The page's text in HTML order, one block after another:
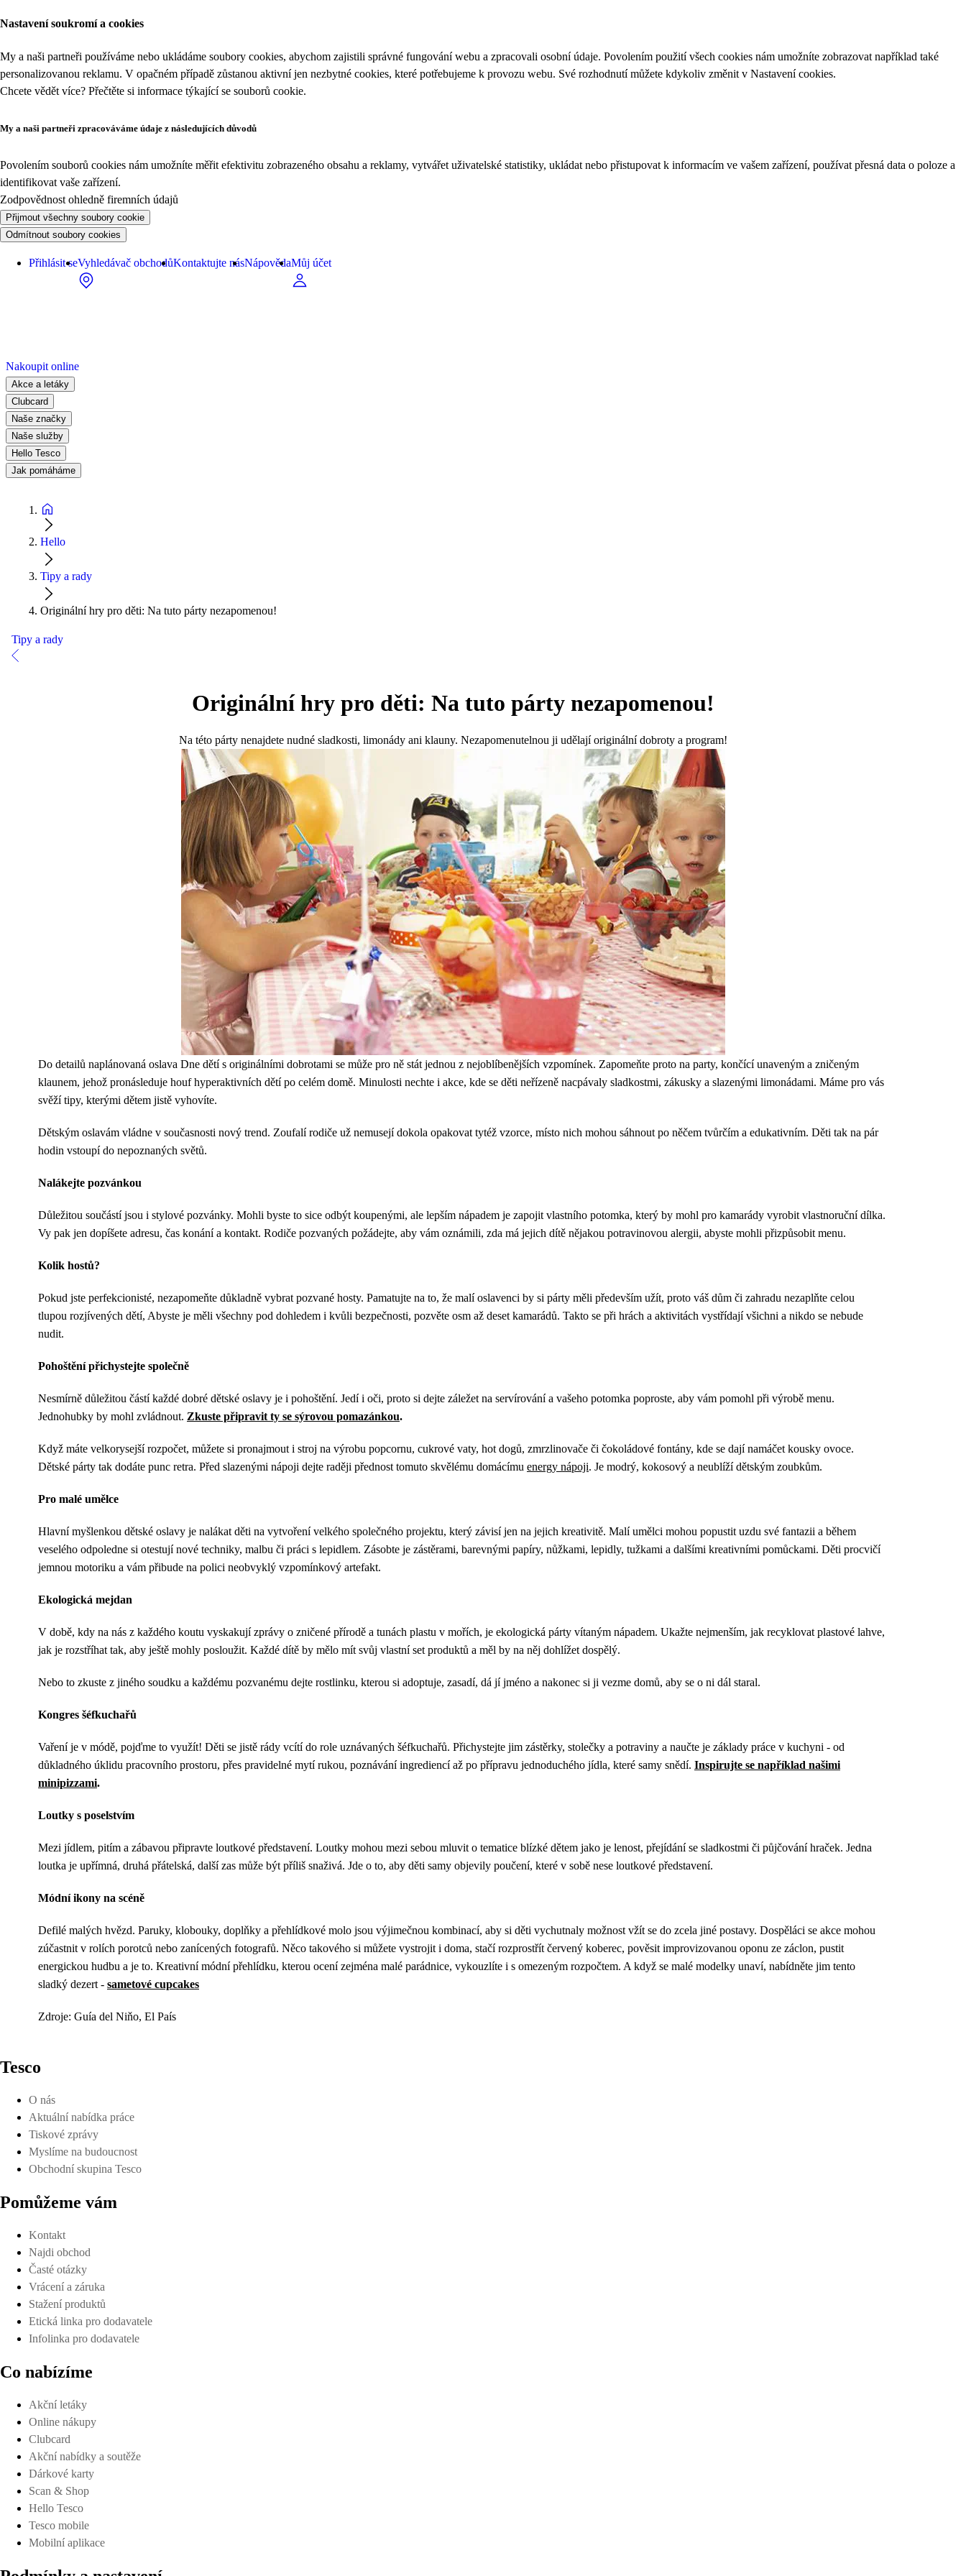
Nastavení soukromí a cookies
My a naši partneři používáme nebo ukládáme soubory cookies, abychom zajistili správné fungování webu a zpracovali osobní údaje. Povolením použití všech cookies nám umožníte zobrazovat například také
personalizovanou reklamu. V opačném případě zůstanou aktivní jen nezbytné cookies, které potřebujeme k provozu webu. Své rozhodnutí můžete kdykoliv změnit v Nastavení cookies.
Chcete vědět více? Přečtěte si informace týkající se souborů cookie.
My a naši partneři zpracováváme údaje z následujících důvodů
Povolením souborů cookies nám umožníte měřit efektivitu zobrazeného obsahu a reklamy, vytvářet uživatelské statistiky, ukládat nebo přistupovat k informacím ve vašem zařízení, používat přesná data o poloze a
identifikovat vaše zařízení.
Zodpovědnost ohledně firemních údajů
Přijmout všechny soubory cookie
Odmítnout soubory cookies
Přihlásit seVyhledávač obchodůKontaktujte násNápovědaMůj účet
Nakoupit online
Akce a letáky
Clubcard
Naše značky
Naše služby
Hello Tesco
Jak pomáháme
Hello
Tipy a rady
Originální hry pro děti: Na tuto párty nezapomenou!
Tipy a rady
Originální hry pro děti: Na tuto párty nezapomenou!
Na této párty nenajdete nudné sladkosti, limonády ani klauny. Nezapomenutelnou ji udělají originální dobroty a program!
Do detailů naplánovaná oslava Dne dětí s originálními dobrotami se může pro ně stát jednou z nejoblíbenějších vzpomínek. Zapomeňte proto na party, končící unaveným a zničeným
klaunem, jehož pronásleduje houf hyperaktivních dětí po celém domě. Minulosti nechte i akce, kde se děti neřízeně nacpávaly sladkostmi, zákusky a slazenými limonádami. Máme pro vás
svěží tipy, kterými dětem jistě vyhovíte.
Dětským oslavám vládne v současnosti nový trend. Zoufalí rodiče už nemusejí dokola opakovat tytéž vzorce, místo nich mohou sáhnout po něčem tvůrčím a edukativním. Děti tak na pár
hodin vstoupí do nepoznaných světů.
Nalákejte pozvánkou
Důležitou součástí jsou i stylové pozvánky. Mohli byste to sice odbýt koupenými, ale lepším nápadem je zapojit vlastního potomka, který by mohl pro kamarády vyrobit vlastnoruční dílka.
Vy pak jen dopíšete adresu, čas konání a kontakt. Rodiče pozvaných požádejte, aby vám oznámili, zda má jejich dítě nějakou potravinovou alergii, abyste mohli přizpůsobit menu.
Kolik hostů?
Pokud jste perfekcionisté, nezapomeňte důkladně vybrat pozvané hosty. Pamatujte na to, že malí oslavenci by si párty měli především užít, proto váš dům či zahradu nezaplňte celou
tlupou rozjívených dětí, Abyste je měli všechny pod dohledem i kvůli bezpečnosti, pozvěte osm až deset kamarádů. Takto se při hrách a aktivitách vystřídají všichni a nikdo se nebude
nudit.
Pohoštění přichystejte společně
Nesmírně důležitou částí každé dobré dětské oslavy je i pohoštění. Jedí i oči, proto si dejte záležet na servírování a vašeho potomka poproste, aby vám pomohl při výrobě menu.
Jednohubky by mohl zvládnout. Zkuste připravit ty se sýrovou pomazánkou.
Když máte velkorysejší rozpočet, můžete si pronajmout i stroj na výrobu popcornu, cukrové vaty, hot dogů, zmrzlinovače či čokoládové fontány, kde se dají namáčet kousky ovoce.
Dětské párty tak dodáte punc retra. Před slazenými nápoji dejte raději přednost tomuto skvělému domácímu energy nápoji. Je modrý, kokosový a neublíží dětským zoubkům.
Pro malé umělce
Hlavní myšlenkou dětské oslavy je nalákat děti na vytvoření velkého společného projektu, který závisí jen na jejich kreativitě. Malí umělci mohou popustit uzdu své fantazii a během
veselého odpoledne si otestují nové techniky, malbu či práci s lepidlem. Zásobte je zástěrami, barevnými papíry, nůžkami, lepidly, tužkami a dalšími kreativními pomůckami. Děti procvičí
jemnou motoriku a vám přibude na polici neobvyklý vzpomínkový artefakt.
Ekologická mejdan
V době, kdy na nás z každého koutu vyskakují zprávy o zničené přírodě a tunách plastu v mořích, je ekologická párty vítaným nápadem. Ukažte nejmenším, jak recyklovat plastové lahve,
jak je rozstříhat tak, aby ještě mohly posloužit. Každé dítě by mělo mít svůj vlastní set produktů a měl by na něj dohlížet dospělý.
Nebo to zkuste z jiného soudku a každému pozvanému dejte rostlinku, kterou si adoptuje, zasadí, dá jí jméno a nakonec si ji vezme domů, aby se o ni dál staral.
Kongres šéfkuchařů
Vaření je v módě, pojďme to využít! Děti se jistě rády vcítí do role uznávaných šéfkuchařů. Přichystejte jim zástěrky, stolečky a potraviny a naučte je základy práce v kuchyni - od
důkladného úklidu pracovního prostoru, přes pravidelné mytí rukou, poznávání ingrediencí až po přípravu jednoduchého jídla, které samy snědí. Inspirujte se například našimi
minipizzami.
Loutky s poselstvím
Mezi jídlem, pitím a zábavou připravte loutkové představení. Loutky mohou mezi sebou mluvit o tematice blízké dětem jako je lenost, přejídání se sladkostmi či půjčování hraček. Jedna
loutka je upřímná, druhá přátelská, další zas může být příliš snaživá. Jde o to, aby děti samy objevily poučení, které v sobě nese loutkové představení.
Módní ikony na scéně
Defilé malých hvězd. Paruky, klobouky, doplňky a přehlídkové molo jsou výjimečnou kombinací, aby si děti vychutnaly možnost vžít se do zcela jiné postavy. Dospěláci se akce mohou
zúčastnit v rolích porotců nebo zanícených fotografů. Něco takového si můžete vystrojit i doma, stačí rozprostřít červený koberec, pověsit improvizovanou oponu ze záclon, pustit
energickou hudbu a je to. Kreativní módní přehlídku, kterou ocení zejména malé parádnice, vykouzlíte i s omezeným rozpočtem. A když se malé modelky unaví, nabídněte jim tento
sladký dezert - sametové cupcakes
Zdroje: Guía del Niňo, El País
Tesco
O nás
Aktuální nabídka práce
Tiskové zprávy
Myslíme na budoucnost
Obchodní skupina Tesco
Pomůžeme vám
Kontakt
Najdi obchod
Časté otázky
Vrácení a záruka
Stažení produktů
Etická linka pro dodavatele
Infolinka pro dodavatele
Co nabízíme
Akční letáky
Online nákupy
Clubcard
Akční nabídky a soutěže
Dárkové karty
Scan & Shop
Hello Tesco
Tesco mobile
Mobilní aplikace